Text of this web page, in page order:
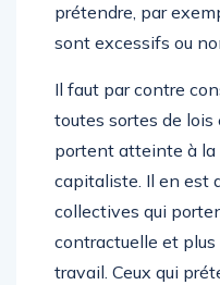
prétendre, par
sont excessifs ou
Il faut par contre
toutes sortes de lois
portent atteinte à la
capitaliste. Il en est
collectives qui
contractuelle et
travail. Ceux qui